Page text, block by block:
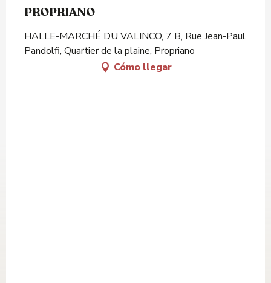
PROPRIANO
HALLE-MARCHÉ DU VALINCO, 7 B, Rue Jean-Paul
Pandolfi, Quartier de la plaine, Propriano
Cómo llegar